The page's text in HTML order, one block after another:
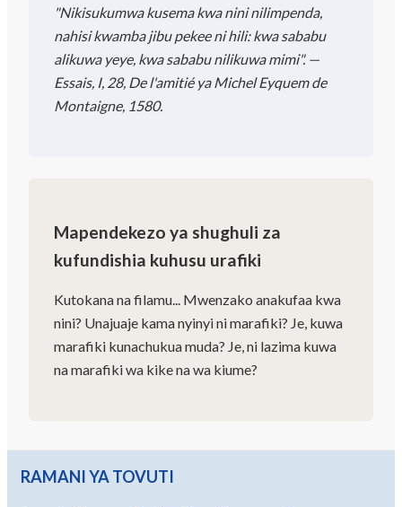
"Nikisukumwa kusema kwa nini nilimpenda,
nahisi kwamba jibu pekee ni hili: kwa sababu
alikuwa yeye, kwa sababu nilikuwa mimi". —
Essais, I, 28, De l'amitié ya Michel Eyquem de
Montaigne, 1580.
Mapendekezo ya shughuli za
kufundishia kuhusu urafiki
Kutokana na filamu... Mwenzako anakufaa kwa
nini? Unajuaje kama nyinyi ni marafiki? Je, kuwa
marafiki kunachukua muda? Je, ni lazima kuwa
na marafiki wa kike na wa kiume?
RAMANI YA TOVUTI